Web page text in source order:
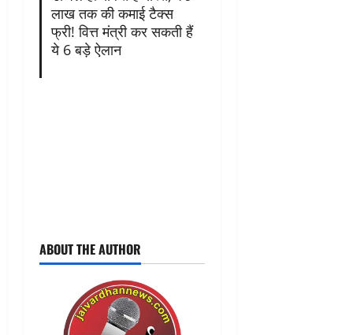
लाख तक की कमाई टैक्स
फ्री! वित्त मंत्री कर सकती हैं
ये 6 बड़े ऐलान
ABOUT THE AUTHOR